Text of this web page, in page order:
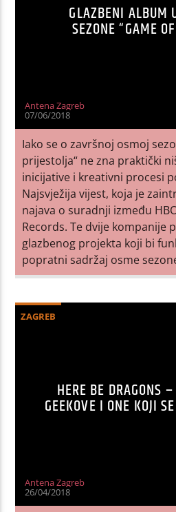
GLAZBENI ALBUM
SEZONE “GAME
Antena Zagreb
07/06/2018
Iako se o završnoj osmoj
prijestolja“ ne zna praktički
inicijative i kreativni procesi
Najsvježija vijest, koja je
najava o suradnji između
Records. Te dvije kompanije
glazbenog projekta koji bi
popratni sadržaj osme
ZAGREB
HERE BE DRAGONS
GEEKOVE I ONE KOJI
Antena Zagreb
26/04/2018